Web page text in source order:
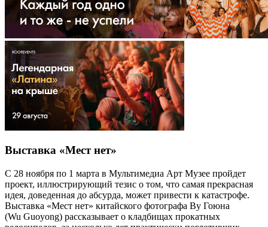
Выставка «Мест нет»
С 28 ноября по 1 марта в Мультимедиа Арт Музее пройдет
проект, иллюстрирующий тезис о том, что самая прекрасная
идея, доведенная до абсурда, может привести к катастрофе.
Выставка «Мест нет» китайского фотографа Ву Гоюна
(Wu Guoyong) рассказывает о кладбищах прокатных